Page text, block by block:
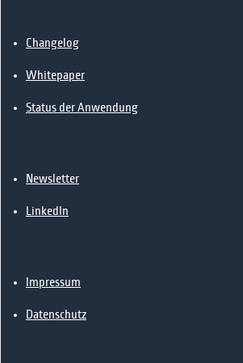
🔗Kontakt
Changelog
Whitepaper
Status der Anwendung
Newsletter
LinkedIn
Impressum
Datenschutz